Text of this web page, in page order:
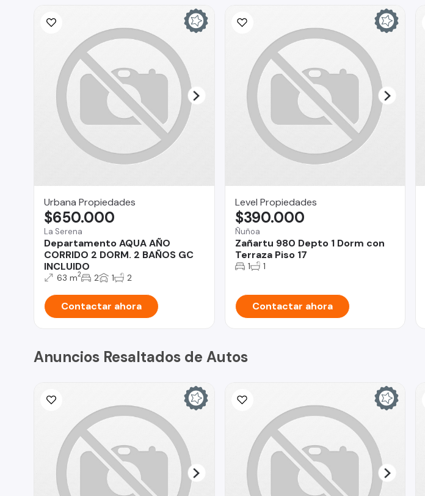
Urbana Propiedades
La Serena
Departamento AQUA AÑO
CORRIDO 2 DORM. 2 BAÑOS GC
INCLUIDO
$650.000
63 m2 2 1 2
Contactar ahora
Level Propiedades
Ñuñoa
Zañartu 980 Depto 1 Dorm con
Terraza Piso 17
$390.000
1 1
Contactar ahora
Anuncios Resaltados de Autos